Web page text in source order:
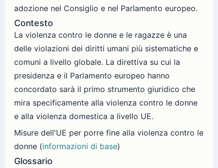
adozione nel Consiglio e nel Parlamento europeo.
Contesto
La violenza contro le donne e le ragazze è una
delle violazioni dei diritti umani più sistematiche e
comuni a livello globale. La direttiva su cui la
presidenza e il Parlamento europeo hanno
concordato sarà il primo strumento giuridico che
mira specificamente alla violenza contro le donne
e alla violenza domestica a livello UE.
Misure dell'UE per porre fine alla violenza contro le
donne (informazioni di base)
Glossario